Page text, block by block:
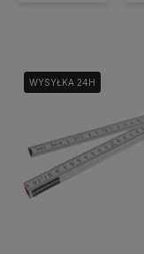
WYSYŁKA 24H
WYSYŁKA 24H